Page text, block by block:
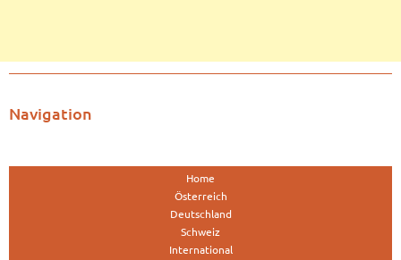
Navigation
Home
Österreich
Deutschland
Schweiz
International